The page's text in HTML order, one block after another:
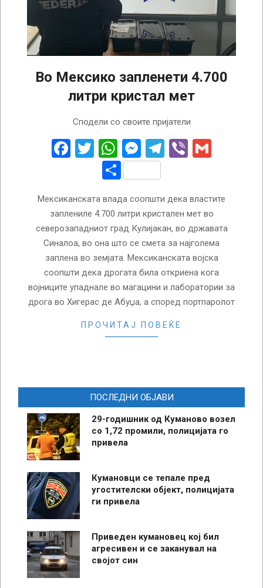
Во Мексико запленети 4.700
литри кристал мет
Сподели со своите пријатели
Facebook
Twitter
WhatsApp
Messenger
Telegram
Viber
Share
Мексиканската влада соопшти дека властите
заплениле 4.700 литри кристален мет во
северозападниот град Кулијакан, во државата
Синалоа, во она што се смета за најголема
заплена во земјата. Мексиканската војска
соопшти дека дрогата била откриена кога
војниците упаднале во магацини и лаборатории за
дрога во Хигерас де Абуџа, а според портпаролот
ПРОЧИТАЈ ПОВЕЌЕ
ПОСЛЕДНИ ОБЈАВИ
29-годишник од Куманово возел
со 1,72 промили, полицијата го
привела
Кумановци се тепале пред
угостителски објект, полицијата
ги привела
Приведен кумановец кој бил
агресивен и се заканувал на
својот син